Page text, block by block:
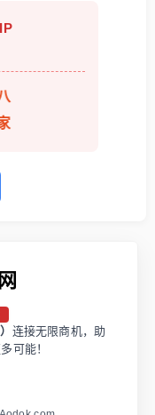
连接无限商机，助
可能！